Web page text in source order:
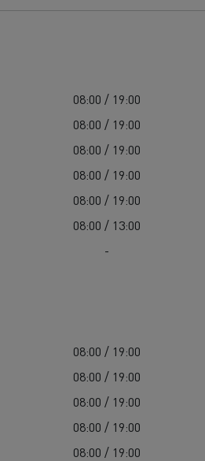
08:00 / 19:00
08:00 / 19:00
08:00 / 19:00
08:00 / 19:00
08:00 / 19:00
08:00 / 13:00
-
08:00 / 19:00
08:00 / 19:00
08:00 / 19:00
08:00 / 19:00
08:00 / 19:00